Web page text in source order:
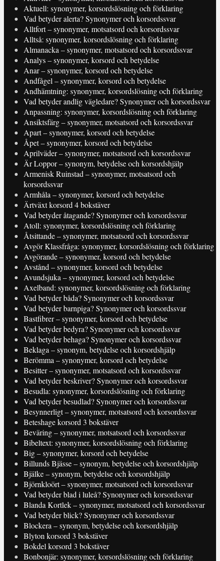
Aktuell: synonymer, korsordslösning och förklaring
Vad betyder alerta? Synonymer och korsordssvar
Alltfort – synonymer, motsatsord och korsordssvar
Alltså: synonymer, korsordslösning och förklaring
Almanacka – synonymer, motsatsord och korsordssvar
Analys – synonymer, korsord och betydelse
Anar – synonymer, korsord och betydelse
Andfågel – synonymer, korsord och betydelse
Andhämtning: synonymer, korsordslösning och förklaring
Vad betyder andlig vägledare? Synonymer och korsordssvar
Anpassning: synonymer, korsordslösning och förklaring
Ansiktsfärg – synonymer, motsatsord och korsordssvar
Apart – synonymer, korsord och betydelse
Åpet – synonymer, korsord och betydelse
Aprilväder – synonymer, motsatsord och korsordssvar
Är Loppor – synonym, betydelse och korsordshjälp
Armenisk Ruinstad – synonymer, motsatsord och
korsordssvar
Armhåla – synonymer, korsord och betydelse
Ärtväxt korsord 4 bokstäver
Vad betyder åtagande? Synonymer och korsordssvar
Atoll: synonymer, korsordslösning och förklaring
Åtsittande – synonymer, motsatsord och korsordssvar
Avgör Klassfråga: synonymer, korsordslösning och förklaring
Avgörande – synonymer, korsord och betydelse
Avstånd – synonymer, korsord och betydelse
Avundsjuka – synonymer, korsord och betydelse
Axelband: synonymer, korsordslösning och förklaring
Vad betyder båda? Synonymer och korsordssvar
Vad betyder barnpiga? Synonymer och korsordssvar
Bastfibrer – synonymer, korsord och betydelse
Vad betyder bedyra? Synonymer och korsordssvar
Vad betyder behaga? Synonymer och korsordssvar
Beklaga – synonym, betydelse och korsordshjälp
Berömma – synonymer, korsord och betydelse
Besitter – synonymer, motsatsord och korsordssvar
Vad betyder beskriver? Synonymer och korsordssvar
Besudla: synonymer, korsordslösning och förklaring
Vad betyder besudlad? Synonymer och korsordssvar
Besynnerligt – synonymer, motsatsord och korsordssvar
Beteshage korsord 3 bokstäver
Beväring – synonymer, motsatsord och korsordssvar
Bibeltext: synonymer, korsordslösning och förklaring
Big – synonymer, korsord och betydelse
Billunds Bjässe – synonym, betydelse och korsordshjälp
Bjälke – synonym, betydelse och korsordshjälp
Björnkloört – synonymer, motsatsord och korsordssvar
Vad betyder blad i luleå? Synonymer och korsordssvar
Blanda Kortlek – synonymer, motsatsord och korsordssvar
Vad betyder blick? Synonymer och korsordssvar
Blockera – synonym, betydelse och korsordshjälp
Blyton korsord 3 bokstäver
Bokdel korsord 3 bokstäver
Bonbonjär: synonymer, korsordslösning och förklaring